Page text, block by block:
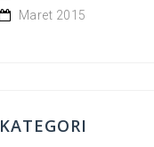
Maret 2015
KATEGORI